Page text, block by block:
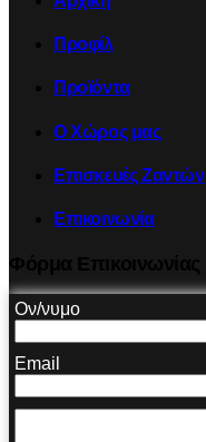
Προφίλ
Προϊόντα
Ο Χώρος μας
Επισκευές Ζαντών
Επικοινωνία
Ον/νυμο
Email